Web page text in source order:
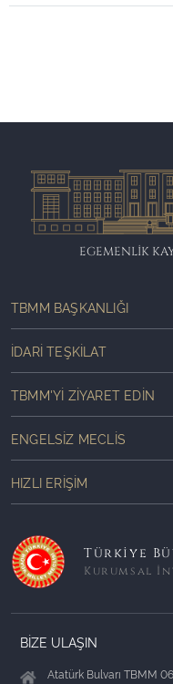
EGEMENLİK
TBMM BAŞKANLIĞI
İDARI TEŞKILAT
TBMM'YI ZIYARET EDIN
ENGELSIZ MECLIS
HIZLI ERIŞIM
Türkiye
Kurumsal
BİZE ULAŞIN
Atatürk Bulvarı TBMM